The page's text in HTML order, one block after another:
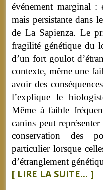
événement marginal :
mais persistante dans
de La Sapienza. Le
fragilité génétique du
d’un fort goulot
contexte, même une
avoir des
l’explique le
Même à faible
canins peut
conservation des
particulier lorsque
d’étranglement
[ LIRE LA SUITE... ]